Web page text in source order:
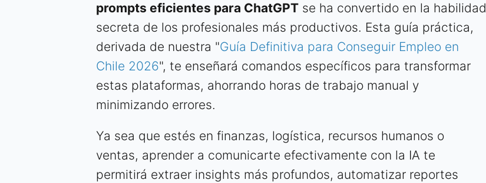
prompts eficientes para ChatGPT se ha convertido en la habilidad
secreta de los profesionales más productivos. Esta guía práctica,
derivada de nuestra "Guía Definitiva para Conseguir Empleo en
Chile 2026", te enseñará comandos específicos para transformar
estas plataformas, ahorrando horas de trabajo manual y
minimizando errores.
Ya sea que estés en finanzas, logística, recursos humanos o
ventas, aprender a comunicarte efectivamente con la IA te
permitirá extraer insights más profundos, automatizar reportes